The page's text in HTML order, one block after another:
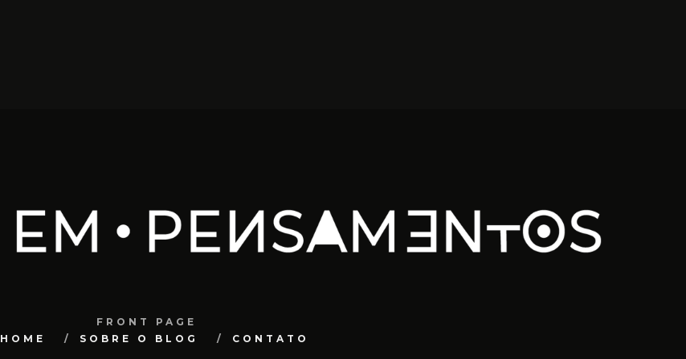
FRONT PAGE
HOME
SOBRE O BLOG CONTATO